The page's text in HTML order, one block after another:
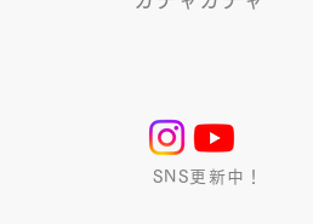
SNS更新中！